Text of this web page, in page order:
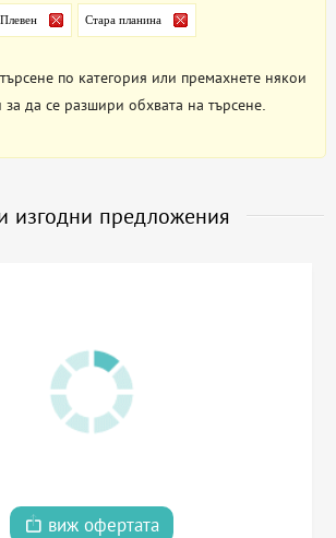
Плевен Стара планина
по категория или премахнете някои
за да се разшири обхвата на търсене.
изгодни предложения
виж офертата